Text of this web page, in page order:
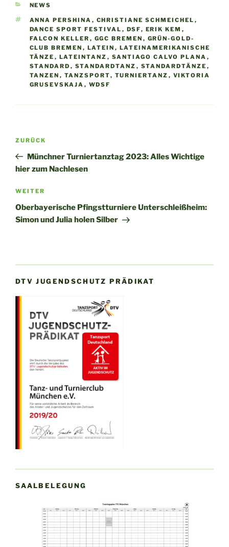
KATEGORIEN
NEWS
SCHLAGWÖRTER
ANNA PERSHINA , CHRISTIANE SCHMEICHEL ,
DANCE SPORT FESTIVAL , DSF, ERIK KEM ,
FALCON KELLER , GGC BREMEN , GRÜN-GOLD-
CLUB BREMEN , LATEIN , LATEINAMERIKANISCHE
TÄNZE , LATEINTANZ , SANTIAGO CALVO PLANA ,
STANDARD , STANDARDTANZ , STANDARDTÄNZE ,
TANZEN , TANZSPORT, TURNIERTANZ , VIKTORIA
GRUSEVSKAJA , WDSF
Beitragsnavigation
Vorheriger
Beitrag
ZURÜCK
Münchner Turniertanztag 2023: Alles Wichtige
hier zum Nachlesen
Nächster
Beitrag
WEITER
Oberbayerische Pfingstturniere Unterschleißheim:
Simon und Julia holen Silber
DTV JUGENDSCHUTZ PRÄDIKAT
SAALBELEGUNG